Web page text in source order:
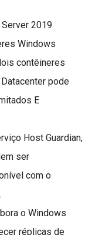
2019
Windows
contêineres
pode
E
Host Guardian,
ser
com o
o Windows
réplicas de